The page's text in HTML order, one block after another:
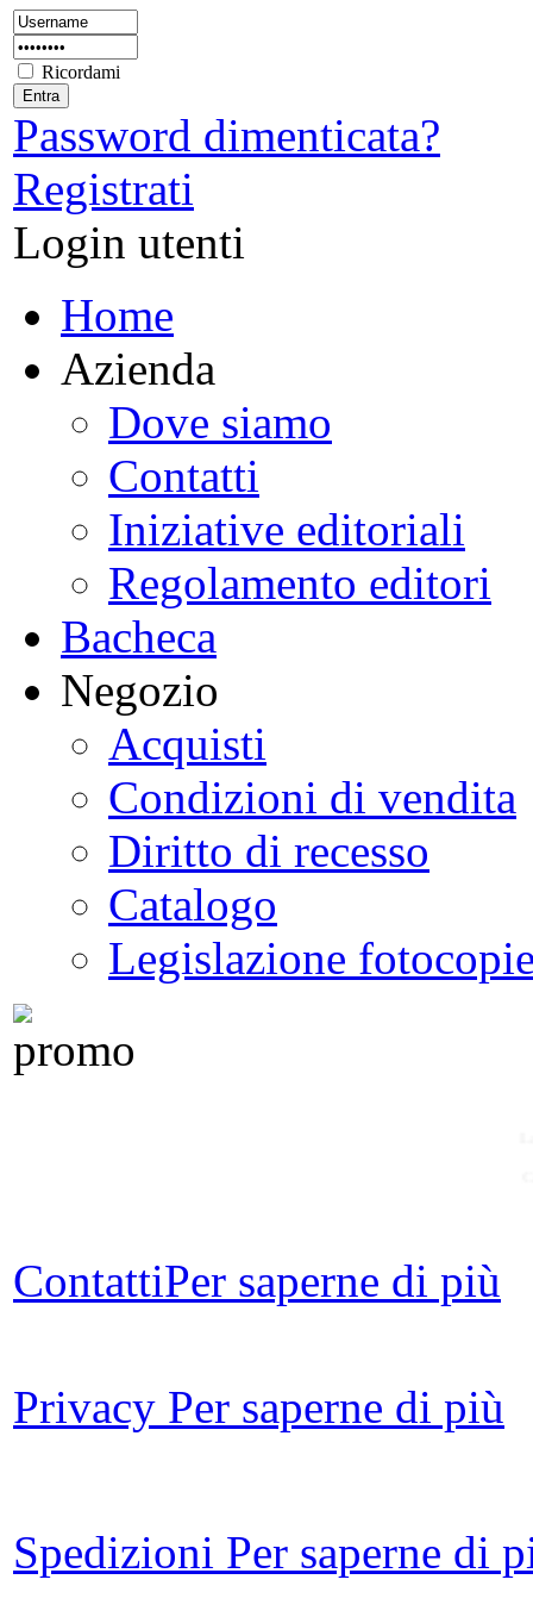
Ricordami
Password dimenticata?
Registrati
Login utenti
Home
Azienda
Dove siamo
Contatti
Iniziative editoriali
Regolamento editori
Bacheca
Negozio
Acquisti
Condizioni di vendita
Diritto di recesso
Catalogo
Legislazione
ContattiPer saperne di più
Privacy Per saperne di più
Spedizioni Per saperne di